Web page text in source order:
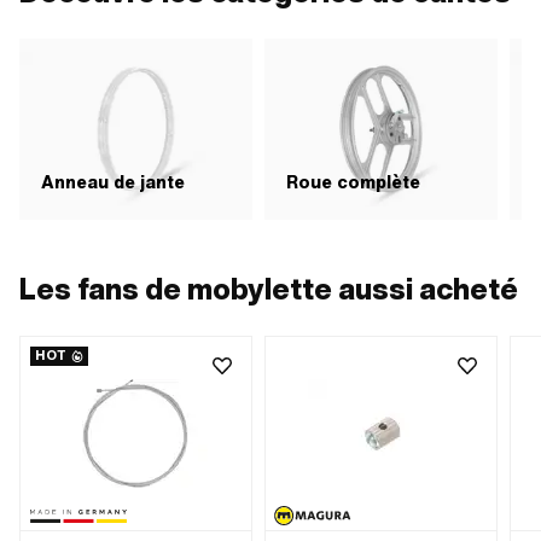
Anneau de jante Roue complète
Les fans de mobylette aussi acheté
HOT